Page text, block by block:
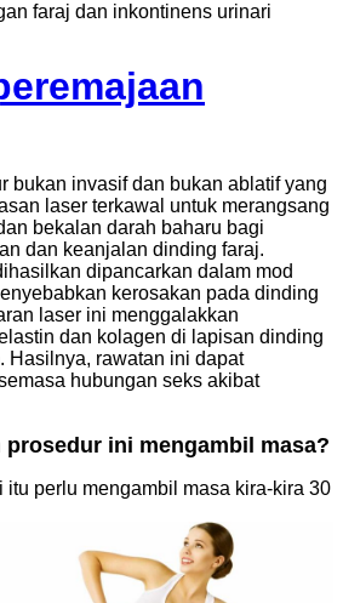
faraj dan inkontinens urinari
bukan invasif dan bukan ablatif yang
laser terkawal untuk merangsang
bekalan darah baharu bagi
dan keanjalan dinding faraj.
dipancarkan dalam mod
kerosakan pada dinding
laser ini menggalakkan
dan kolagen di lapisan dinding
Hasilnya, rawatan ini dapat
hubungan seks akibat
prosedur ini mengambil masa?
itu perlu mengambil masa kira-kira 30